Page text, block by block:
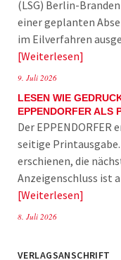
(LSG) Berlin-
einer geplanten
im Eilverfahren
Weiterlesen
9. Juli 2026
LESEN WIE
EPPENDORFER ALS
Der
seitige Printausgabe.
erschienen, die
Anzeigenschluss
Weiterlesen
8. Juli 2026
VERLAGSANSCHRIFT